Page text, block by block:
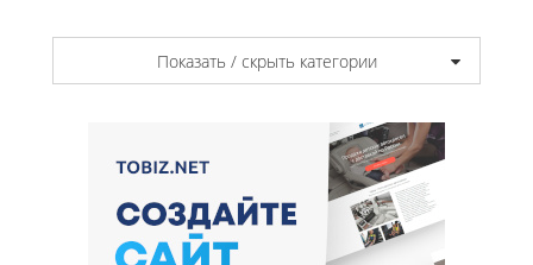
Показать / скрыть категории